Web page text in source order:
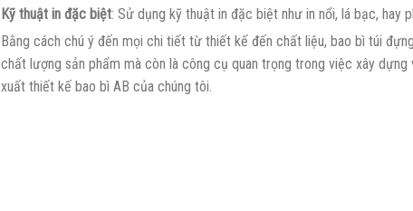
Kỹ thuật in đặc biệt: Sử dụng kỹ thuật in đặc biệt như in nổi, lá bạc, hay
Bằng cách chú ý đến mọi chi tiết từ thiết kế đến chất liệu, bao bì túi
chất lượng sản phẩm mà còn là công cụ quan trọng trong việc xây
xuất thiết kế bao bì AB của chúng tôi.